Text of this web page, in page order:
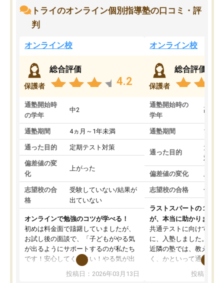
トライのオンライン個別指導塾の口コミ・評
判
オンライン校
保護者
総合評価
4.2
通塾開始時
の学年
中2
通塾期間 4ヵ月～1年未満
通った目的 定期テスト対策
偏差値の変
化
上がった
志望校の合
格
受験していない/結果が
出ていない
オンラインで勉強のコツが学べる！
初めは料金面で躊躇していましたが、
お試し後の面談で、「子どもがやる気
が出るようにサポートするのが私たち
です！安心してください！やる気が出
ないのは私たち講師の責任です」と言
ってくださり、確かに！と考えて、思
投稿日：2026年03月13日
オンライン校
保護者
総合評価
通塾開始時の
学年
高3
通塾期間 1～3
通った目的
大学
対策
偏差値の変化
志望校の合格 合格
ラストスパートの１か月
が、本当に助かりました
共通テストに向けての追
に、入塾しました。田舎
近隣の塾では、教えても
く、かといって通うには
可能なので本当に助か
投稿日：